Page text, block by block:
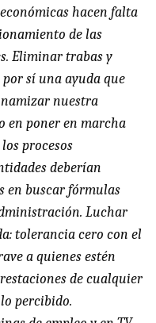
hacen falta
de las
Eliminar trabas y
sí una ayuda que
nuestra
en poner en marcha
procesos
deberían
en buscar fórmulas
Luchar
tolerancia cero con el
a quienes estén
de cualquier
percibido.